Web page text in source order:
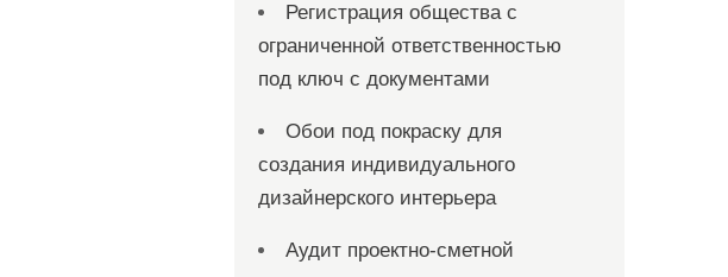
Регистрация общества с
ограниченной ответственностью
под ключ с документами
Обои под покраску для
создания индивидуального
дизайнерского интерьера
Аудит проектно-сметной